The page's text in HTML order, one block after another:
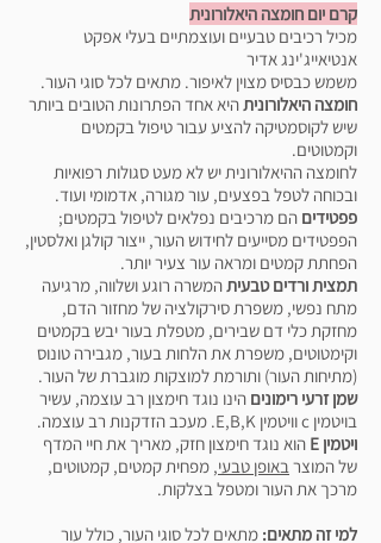
קרם יום חומצה היאלורונית
מכיל רכיבים טבעיים ועוצמתיים בעלי אפקט
אנטיאייג'ינג אדיר
משמש כבסיס מצוין לאיפור. מתאים לכל סוגי העור.
חומצה היאלורוניתהיא אחד הפתרונות הטובים ביותר
שיש לקוסמטיקה להציע עבור טיפול בקמטים
וקמטוטים.
לחומצה ההיאלורונית יש לא מעט סגולות רפואיות
ובכוחה לטפל בפצעים, עור מגורה, אדמומי ועוד.
פפטידים הם מרכיבים נפלאים לטיפול בקמטים;
הפפטידים מסייעים לחידוש העור, ייצור קולגן ואלסטין,
הפחתת קמטים ומראה עור צעיר יותר.
תמצית ורדים טבעיתהמשרה רוגע ושלווה, מרגיעה
מתח נפשי, משפרת סירקולציה של מחזור הדם,
מחזקת כלי דם שבירים, מטפלת בעור יבש בקמטים
וקימטוטים, משפרת את הלחות בעור, מגבירה טונוס
(מתיחות העור) ותורמת למוצקות מוגברת של העור.
שמן זרעי רימונים הינו נוגד חימצון רב עוצמה, עשיר
בויטמין c וויטמין E,B,K. מעכב הזדקנות רב עוצמה.
ויטמין E
הוא נוגד חימצון חזק, מאריך את חיי המדף
של המוצר באופן טבעי, מפחית קמטים, קמטוטים,
מרכך את העור ומטפל בצלקות.
למי זה מתאים: מתאים לכל סוגי העור, כולל עור